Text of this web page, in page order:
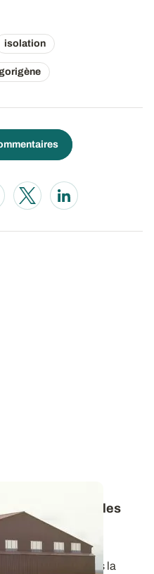
isolation
in a new window
Opens in a new window
Opens in a new
terre - De nouvelles
dès
utilisés dans la